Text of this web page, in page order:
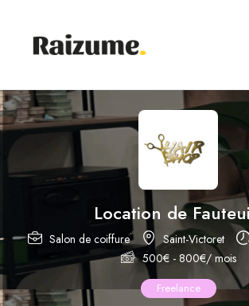
Location de
Salon de coiffure Saint-Victoret
500€- 800€/ mois
Freelance